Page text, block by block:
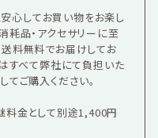
心してお買い物をお楽し
耗品・アクセサリーに至
料無料でお届けしてお
すべて弊社にて負担いた
てご購入ください。
料金として別途1,400円